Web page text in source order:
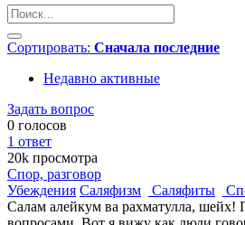
Сортировать: Сначала последние
Недавно активные
Задать вопрос
0 голосов
1 ответ
20k просмотра
Спор, разговор
Убеждения Саляфизм Саляфиты
Салам алейкум ва рахматулла, шейх!